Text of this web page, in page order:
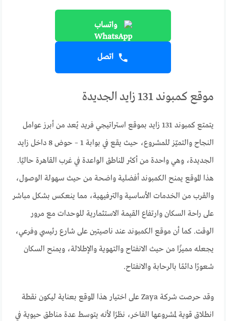
واتساب
اتصل
موقع كمبوند 131 زايد الجديدة
يتمتع كمبوند 131 زايد بموقع استراتيجي فريد يُعد من أبرز عوامل
النجاح والتميّز للمشروع، حيث يقع في بوابة 1 – حوض 8 داخل زايد
الجديدة، وهي واحدة من أكثر المناطق الواعدة في غرب القاهرة حاليًا.
هذا الموقع يمنح الكمبوند أفضلية واضحة من حيث سهولة الوصول،
والقرب من الخدمات الأساسية والترفيهية، مما ينعكس بشكل مباشر
على راحة السكان وارتفاع القيمة الاستثمارية للوحدات مع مرور
الوقت. كما أن موقع الكمبوند عند ناصيتين على شارع رئيسي وفرعي،
يجعله مميزًا من حيث الانفتاح والتهوية والإطلالة، ويمنح السكان
شعورًا دائمًا بالرحابة والانفتاح.
وقد حرصت شركة Zaya على اختيار هذا الموقع بعناية ليكون نقطة
انطلاق قوية لمشروعها الفاخر، نظرًا لأنه يتوسط عدة مناطق حيوية في